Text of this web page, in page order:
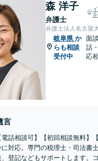
森 洋子
弁護士
弁護士法人名古屋
岐阜県 か
らも相談
受付中
面
話
応
言
電話相談可】【初回相談無料】
対応。専門の税理士・司法書
登記などもサポートします。